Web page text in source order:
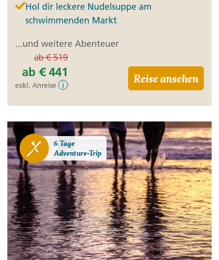
Hol dir leckere Nudelsuppe am
schwimmenden Markt
...und weitere Abenteuer
ab€ 519
ab € 441
exkl. Anreise i Reise ansehen
6 Tage
Adventure-Trip